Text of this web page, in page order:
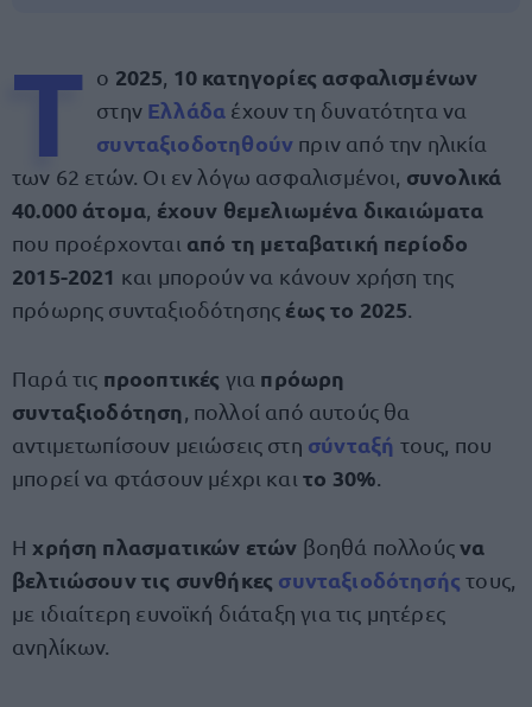
Τ ο 2025 10 κατηγορίες ασφαλισμένων
στην Ελλάδα έχουν τη δυνατότητα να
συνταξιοδοτηθούν πριν από την ηλικία
των 62 ετών. Οι εν λόγω ασφαλισμένοι, συνολικά
40.000 άτομα έχουν θεμελιωμένα δικαιώματα
που προέρχονται από τη μεταβατική περίοδο
2015-2021 και μπορούν να κάνουν χρήση της
πρόωρης συνταξιοδότησης έως το 2025
Παρά τις προοπτικές για πρόωρη
συνταξιοδότηση , πολλοί από αυτούς θα
αντιμετωπίσουν μειώσεις στη σύνταξή τους, που
μπορεί να φτάσουν μέχρι καιτο 30%
Η χρήση πλασματικών ετών βοηθά πολλούςνα
βελτιώσουν τις συνθήκες συνταξιοδότησής τους,
με ιδιαίτερη ευνοϊκή διάταξη για τις μητέρες
ανηλίκων.